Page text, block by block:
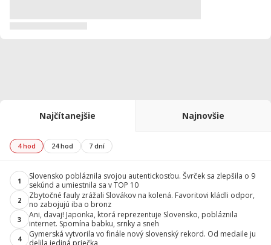
Najčítanejšie Najnovšie
4 hod 24 hod 7 dní
1
Slovensko pobláznila svojou autentickosťou. Švrček sa zlepšila o 9
sekúnd a umiestnila sa v TOP 10
2
Zbytočné fauly zrážali Slovákov na kolená. Favoritovi kládli odpor,
no zabojujú iba o bronz
3
Ani, davaj! Japonka, ktorá reprezentuje Slovensko, pobláznila
internet. Spomína babku, srnky a sneh
4
Gymerská vytvorila vo finále nový slovenský rekord. Od medaile ju
delila jediná priečka